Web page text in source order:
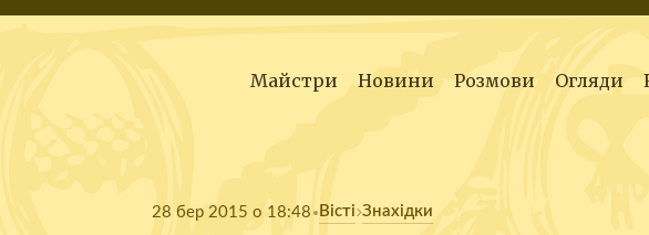
Майстри Новини Розмови Огляди
28 бер 2015 о 18:48 Вісті Знахідки